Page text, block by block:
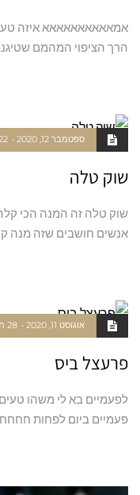
אמאאאאאאאאאא איזה
הרך הציפוי המהמם
ספטמבר 12, 2020 22
שוק טלה
שוק טלה זה המנה הכי
אנשים חושבים שזה מנה
אוגוסט 11, 2020 28 תגובות
פרעצל ביס
לפעמיים בא לי משהו טעים
פעמיים ביום לפחות